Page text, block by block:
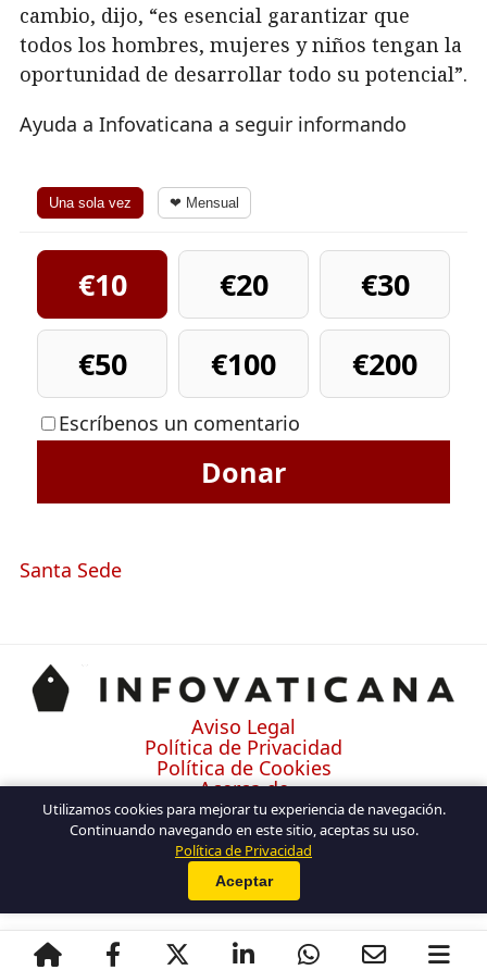
cambio, dijo, “es esencial garantizar que
todos los hombres, mujeres y niños tengan la
oportunidad de desarrollar todo su potencial”.
Ayuda a Infovaticana a seguir informando
Una sola vez ❤ Mensual
€10 €20
€30
€50
€100 €200
Escríbenos un comentario
Donar
Santa Sede
Aviso Legal
Política de Privacidad
Política de Cookies
Acerca de
Contacto
Utilizamos cookies para mejorar tu experiencia de navegación.
Continuando navegando en este sitio, aceptas su uso.
Política de Privacidad
Aceptar